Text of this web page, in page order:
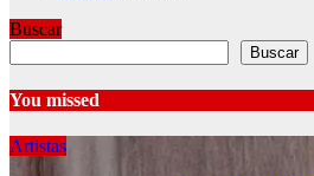
Buscar
Buscar
You missed
Artistas